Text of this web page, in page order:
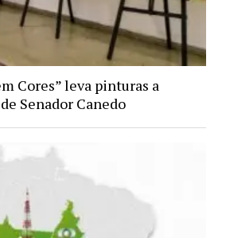
Cores” leva pinturas a
Senador Canedo